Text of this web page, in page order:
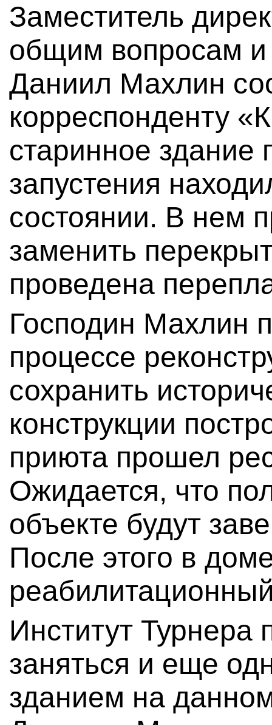
Заместитель
общим вопросам и
Даниил Махлин
корреспонденту
старинное здание
запустения
состоянии. В нем
заменить
проведена
Господин Махлин
процессе
сохранить
конструкции
приюта прошел
Ожидается, что
объекте будут
После этого в
Институт Турнера
заняться и еще
зданием на